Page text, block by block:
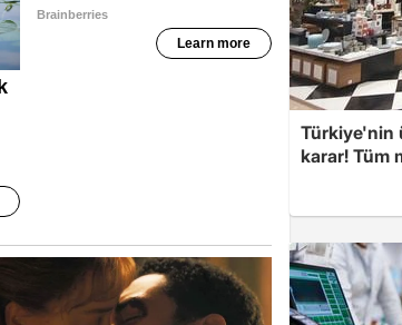
Türkiye'nin
karar! Tüm